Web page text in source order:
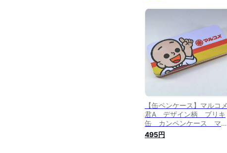
【缶ペンケース】マルコメ
君A デザイン柄 ブリキ
缶 カンペンケース マル
コメ味噌承認
495円